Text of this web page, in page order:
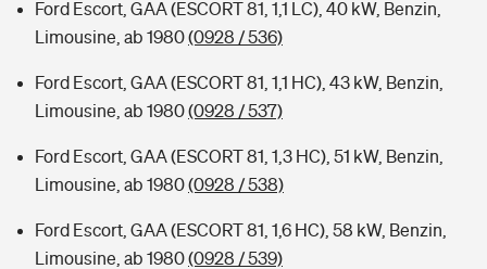
Ford Escort, GAA (ESCORT 81, 1,1 LC), 40 kW, Benzin,
Limousine, ab 1980(0928 / 536)
Ford Escort, GAA (ESCORT 81, 1,1 HC), 43 kW, Benzin,
Limousine, ab 1980(0928 / 537)
Ford Escort, GAA (ESCORT 81, 1,3 HC), 51 kW, Benzin,
Limousine, ab 1980(0928 / 538)
Ford Escort, GAA (ESCORT 81, 1,6 HC), 58 kW, Benzin,
Limousine, ab 1980(0928 / 539)